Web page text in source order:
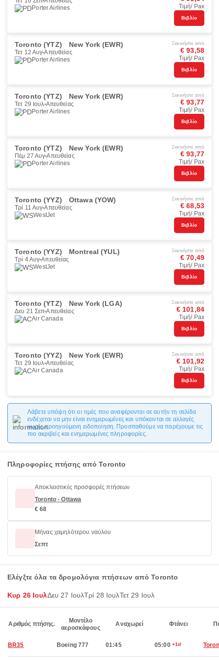
Porter Airlines
Τιμή/ Pax
Βιβλίο
Toronto (YTZ) New York (EWR)
Τετ 12 Αυγ Απευθείας
Porter Airlines
Ξεκινήστε από
€ 93,58
Τιμή/ Pax
Βιβλίο
Toronto (YTZ) New York (EWR)
Τετ 29 Ιουλ Απευθείας
Porter Airlines
Ξεκινήστε από
€ 93,77
Τιμή/ Pax
Βιβλίο
Toronto (YTZ) New York (EWR)
Πέμ 27 Αυγ Απευθείας
Porter Airlines
Ξεκινήστε από
€ 93,77
Τιμή/ Pax
Βιβλίο
Toronto (YYZ) Ottawa (YOW)
Τρί 11 Αυγ Απευθείας
WestJet
Ξεκινήστε από
€ 68,53
Τιμή/ Pax
Βιβλίο
Toronto (YYZ) Montreal (YUL)
Τρί 4 Αυγ Απευθείας
WestJet
Ξεκινήστε από
€ 70,49
Τιμή/ Pax
Βιβλίο
Toronto (YTZ) New York (LGA)
Δευ 21 Σεπ Απευθείας
Air Canada
Ξεκινήστε από
€ 101,84
Τιμή/ Pax
Βιβλίο
Toronto (YYZ) New York (EWR)
Τετ 29 Ιουλ Απευθείας
Air Canada
Ξεκινήστε από
€ 101,92
Τιμή/ Pax
Βιβλίο
Λάβετε υπόψη ότι οι τιμές που αναφέρονται σε αυτήν τη σελίδα
ενδέχεται να μην είναι ενημερωμένες και υπόκεινται σε αλλαγές
χωρίς προηγούμενη ειδοποίηση. Προσπαθούμε να παρέχουμε τις
πιο ακριβείς και ενημερωμένες πληροφορίες.
Πληροφορίες πτήσης από Toronto
Αποκλειστικές προσφορές πτήσεων
Toronto - Ottawa
€ 68
Μήνας χαμηλότερου ναύλου
Σεπτ
Ελέγξτε όλα τα δρομολόγια πτήσεων από Toronto
Κυρ 26 ΙουλΔευ 27 ΙουλΤρί 28 ΙουλΤετ 29 Ιουλ
Αριθμός πτήσης.
Μοντέλο
αεροσκάφους
Αναχωρεί Φτάνει
BR35 Boeing 777 01:45 05:00 +1d